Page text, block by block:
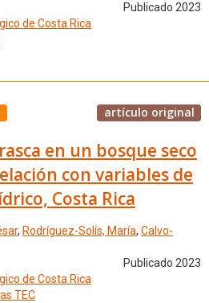
Publicado 2023
de Costa Rica
artículo original
en un bosque seco
con variables de
Costa Rica
, Rodríguez-Solís, María, Calvo-
Publicado 2023
de Costa Rica
TEC